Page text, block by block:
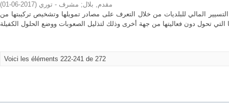
مقدم, بلال; مشرف - توري (
2017-06-01
)
المالي للبلديات من خلال التعرف على مصادر تمويلها وتشخيص تركيبتها من
Voici les éléments 222-241 de 272